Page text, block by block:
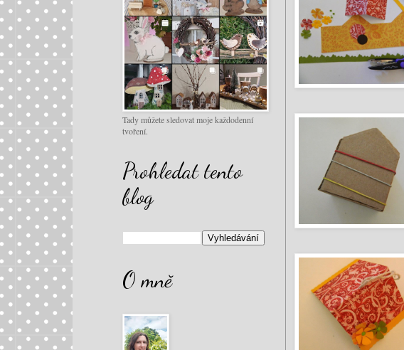
Tady můžete sledovat moje každodenní
tvoření.
Prohledat tento
blog
O mně